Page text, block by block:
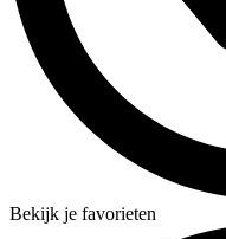
Bekijk je favorieten